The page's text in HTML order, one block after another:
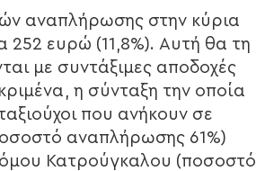
αναπλήρωσης στην κύρια
252 ευρώ (11,8%). Αυτή θα τη
με συντάξιμες αποδοχές
η σύνταξη την οποία
που ανήκουν σε
αναπλήρωσης 61%)
Κατρούγκαλου (ποσοστό